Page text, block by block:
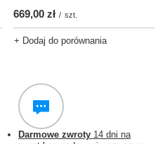
669,00 zł / szt.
+ Dodaj do porównania
Darmowe zwroty 14 dni na